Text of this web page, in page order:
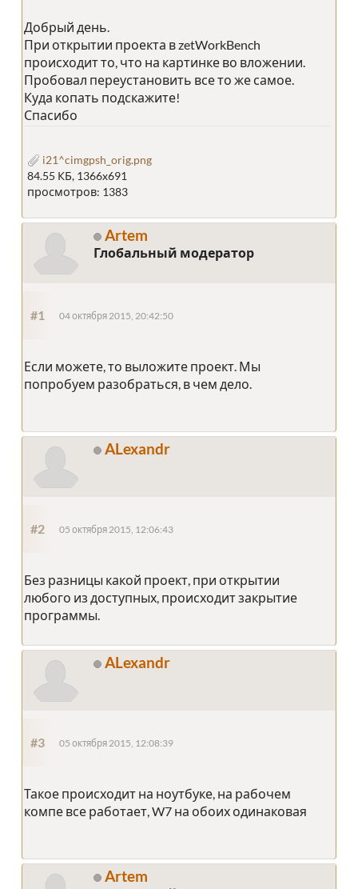
Добрый день.
При открытии проекта в zetWorkBench
происходит то, что на картинке во вложении.
Пробовал переустановить все то же самое.
Куда копать подскажите!
Спасибо
i21^cimgpsh_orig.png
84.55 КБ, 1366x691
просмотров: 1383
Artem
Глобальный модератор
#1 04 октября 2015, 20:42:50
Если можете, то выложите проект. Мы
попробуем разобраться, в чем дело.
ALexandr
#2 05 октября 2015, 12:06:43
Без разницы какой проект, при открытии
любого из доступных, происходит закрытие
программы.
ALexandr
#3 05 октября 2015, 12:08:39
Такое происходит на ноутбуке, на рабочем
компе все работает, W7 на обоих одинаковая
Artem